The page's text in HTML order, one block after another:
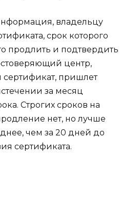
владельцу
срок которого
продлить и подтвердить
центр,
сертификат, пришлет
за месяц
Строгих сроков на
нет, но лучше
чем за 20 дней до
сертификата.